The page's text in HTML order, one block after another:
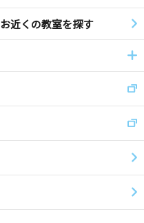
お近くの教室を探す